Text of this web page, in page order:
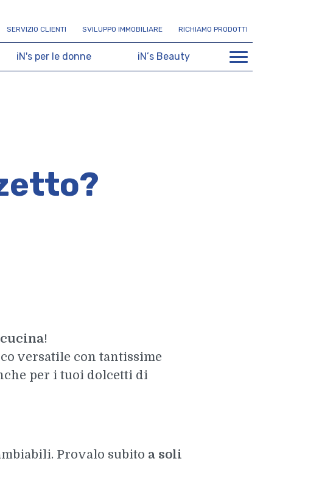
SERVIZIO CLIENTI SVILUPPO IMMOBILIARE RICHIAMO PRODOTTI
iN's per le donne iN’s Beauty
!
versatile con tantissime
per i tuoi dolcetti di
Provalo subito a soli